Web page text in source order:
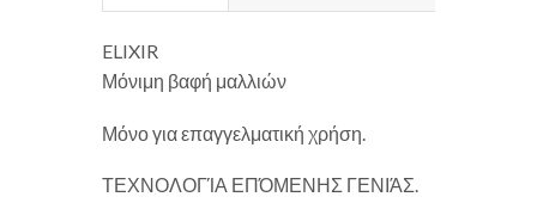
ELIXIR
Μόνιμη βαφή μαλλιών
Μόνο για επαγγελματική χρήση.
ΤΕΧΝΟΛΟΓΊΑ ΕΠΌΜΕΝΗΣ ΓΕΝΙΆΣ.